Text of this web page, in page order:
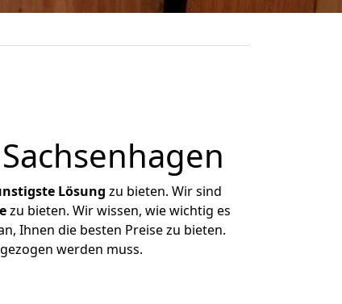
Lösung zu bieten. Wir sind
zu bieten. Wir wissen, wie wichtig es
Ihnen die besten Preise zu bieten.
werden muss.